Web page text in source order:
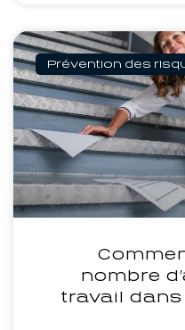
Prévention des
nombre
travail